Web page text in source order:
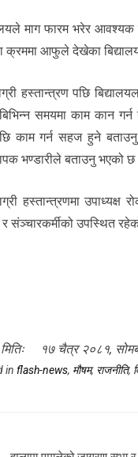
माग फारम भरेर आवश्यक
आफुले देखेका
हस्तान्त्रण पछि
समयमा काम कान
काम गर्न सहज हुने बताउनु
भण्डारीले बताउनु भएको छ
हस्तान्त्रणमा
संञ्चारकर्मीको उपस्थित
मितिः १७ चैत्र २०८१,
in flash-news, माैषम, राजनीति,